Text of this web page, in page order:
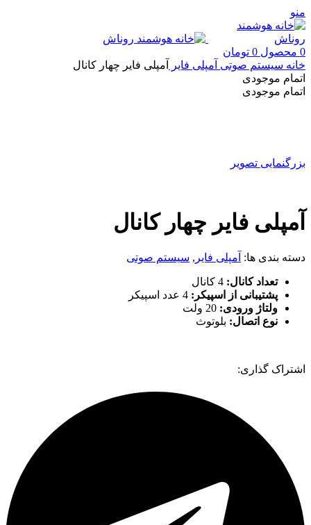
منو
0 محصول 0 تومان
خانه سیستم صوتی آمپلی فایر
آمپلی فایر چهار کانال
اتمام موجودی
اتمام موجودی
بزرگنمایی تصویر
آمپلی فایر چهار کانال
دسته بندی ها: آمپلی فایر , سیستم صوتی
تعداد کانال:
پشتیبانی از اسپیکر:
ولتاژ ورودی:
نوع اتصال: بلوتوث
اشتراک گذاری: